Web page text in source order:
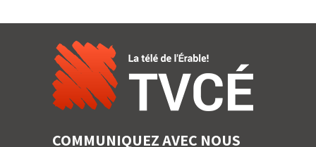
COMMUNIQUEZ AVEC NOUS